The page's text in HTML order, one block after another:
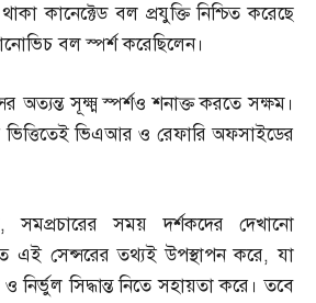
কানেক্টেড বল প্রযুক্তি নিশ্চিত করেছে
বল স্পর্শ করেছিলেন।
সূক্ষ্ম স্পর্শও শনাক্ত করতে সক্ষম।
ভিত্তিতেই ভিএআর ও রেফারি অফসাইডের
,সমপ্রচারের সময় দর্শকদের দেখানো
এই সেন্সরের তথ্যই উপস্থাপন করে,যা
নির্ভুল সিদ্ধান্ত নিতে সহায়তা করে। তবে